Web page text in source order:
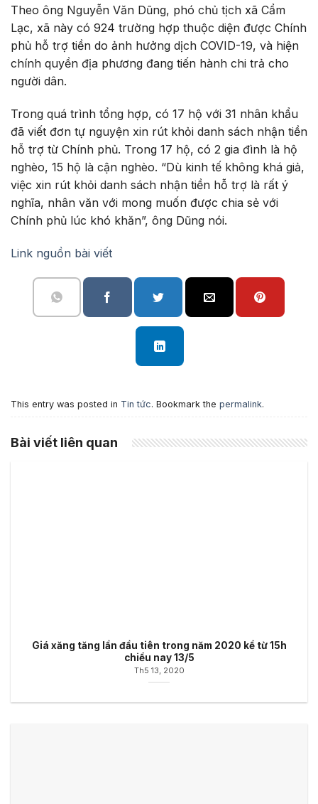
Theo ông Nguyễn Văn Dũng, phó chủ tịch xã Cẩm
Lạc, xã này có 924 trường hợp thuộc diện được Chính
phủ hỗ trợ tiền do ảnh hưởng dịch COVID-19, và hiện
chính quyền địa phương đang tiến hành chi trả cho
người dân.
Trong quá trình tổng hợp, có 17 hộ với 31 nhân khẩu
đã viết đơn tự nguyện xin rút khỏi danh sách nhận tiền
hỗ trợ từ Chính phủ. Trong 17 hộ, có 2 gia đình là hộ
nghèo, 15 hộ là cận nghèo. “Dù kinh tế không khá giả,
việc xin rút khỏi danh sách nhận tiền hỗ trợ là rất ý
nghĩa, nhân văn với mong muốn được chia sẻ với
Chính phủ lúc khó khăn”, ông Dũng nói.
Link nguồn bài viết
This entry was posted in Tin tức. Bookmark the permalink.
Bài viết liên quan
Giá xăng tăng lần đầu tiên trong năm 2020 kể từ 15h
chiều nay 13/5
Th5 13, 2020